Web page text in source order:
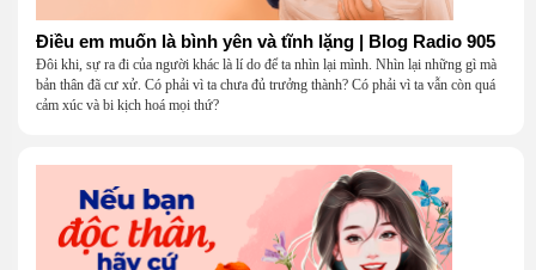
Điều em muốn là bình yên và tĩnh lặng | Blog Radio 905
Đôi khi, sự ra đi của người khác là lí do để ta nhìn lại mình. Nhìn lại những gì mà
bản thân đã cư xử. Có phải vì ta chưa đủ trưởng thành? Có phải vì ta vẫn còn quá
cảm xúc và bi kịch hoá mọi thứ?